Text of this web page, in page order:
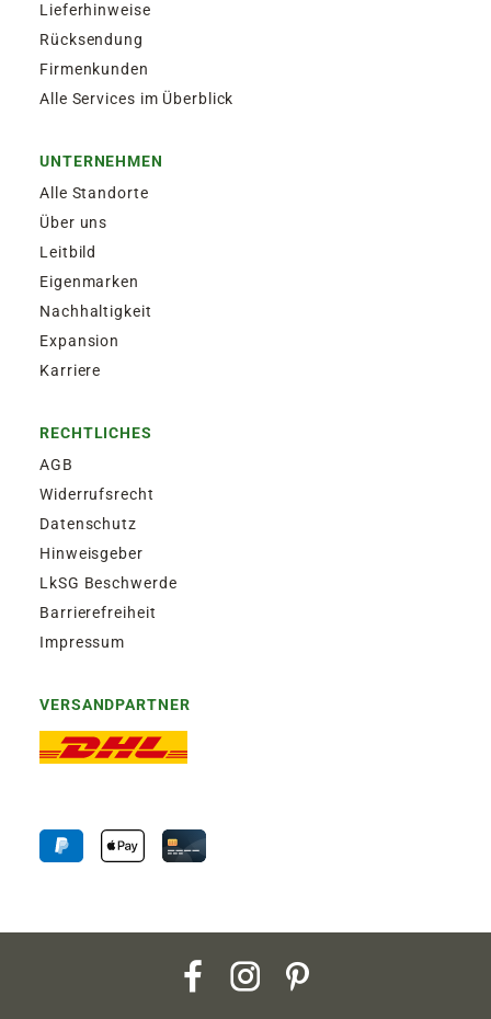
Lieferhinweise
Rücksendung
Firmenkunden
Alle Services im Überblick
UNTERNEHMEN
Alle Standorte
Über uns
Leitbild
Eigenmarken
Nachhaltigkeit
Expansion
Karriere
RECHTLICHES
AGB
Widerrufsrecht
Datenschutz
Hinweisgeber
LkSG Beschwerde
Barrierefreiheit
Impressum
VERSANDPARTNER